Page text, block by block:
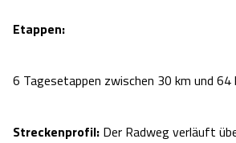
Etappen:
6 Tagesetappen zwischen 30 km und 64
Streckenprofil: Der Radweg verläuft